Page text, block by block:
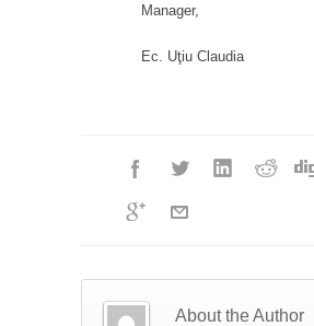
Manager,
Ec. Uţiu Claudia
About the Author